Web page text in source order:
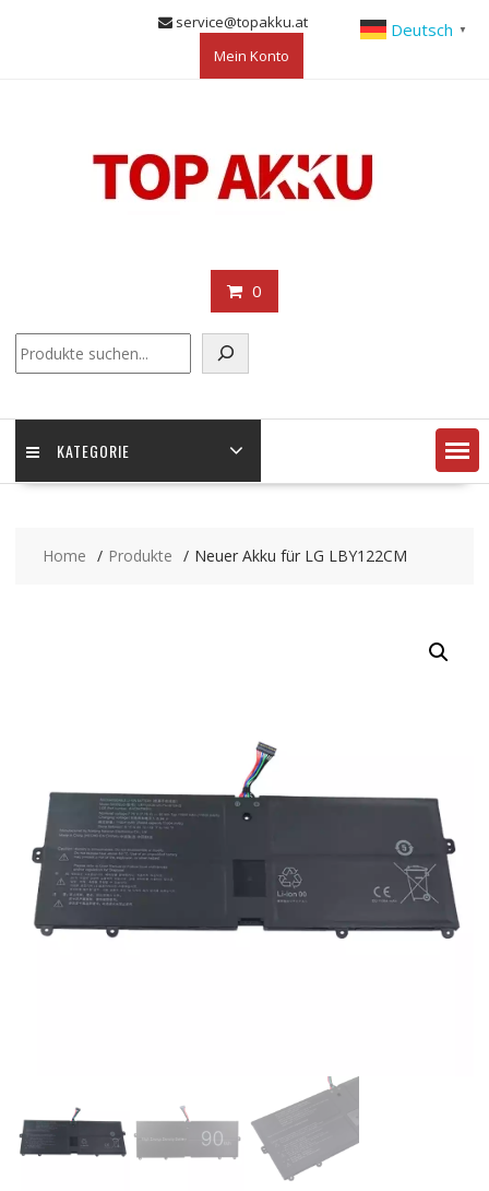
service@topakku.at
Mein Konto
0
KATEGORIE
Home Produkte Neuer Akku für LG LBY122CM
Deutsch ▼